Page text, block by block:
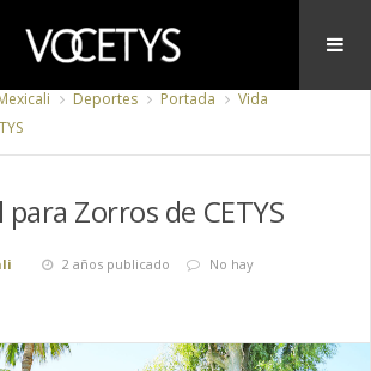
Deportes Portada
Vida
Zorros de CETYS
2 años publicado
No hay